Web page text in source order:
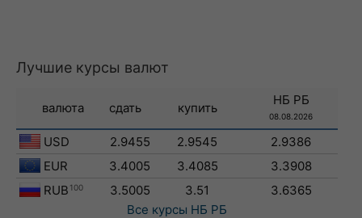
Лучшие курсы валют
валюта сдать купить
НБ РБ
08.08.2026
USD 2.9455 2.9545
2.9386
EUR
3.4005 3.4085
3.3908
RUB 100 3.5005 3.51
3.6365
Все курсы НБ РБ